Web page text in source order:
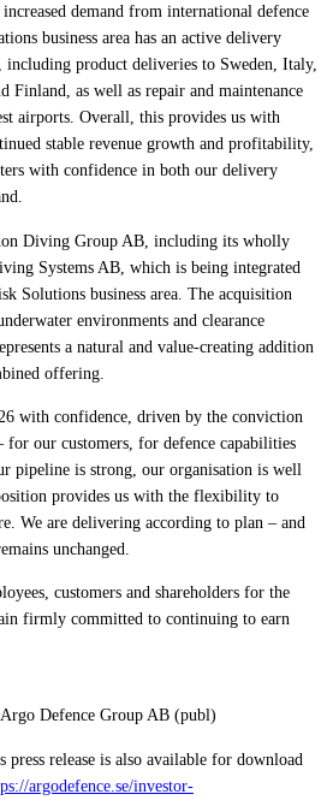
demand from international defence
business area has an active delivery
including product deliveries to Sweden, Italy,
Finland, as well as repair and maintenance
airports. Overall, this provides us with
stable revenue growth and profitability,
with confidence in both our delivery
Diving Group AB, including its wholly
Systems AB, which is being integrated
Solutions business area. The acquisition
environments and clearance
a natural and value-creating addition
offering.
with confidence, driven by the conviction
for our customers, for defence capabilities
pipeline is strong, our organisation is well
provides us with the flexibility to
We are delivering according to plan – and
unchanged.
customers and shareholders for the
firmly committed to continuing to earn
Defence Group AB (publ)
release is also available for download
argodefence.se/investor-